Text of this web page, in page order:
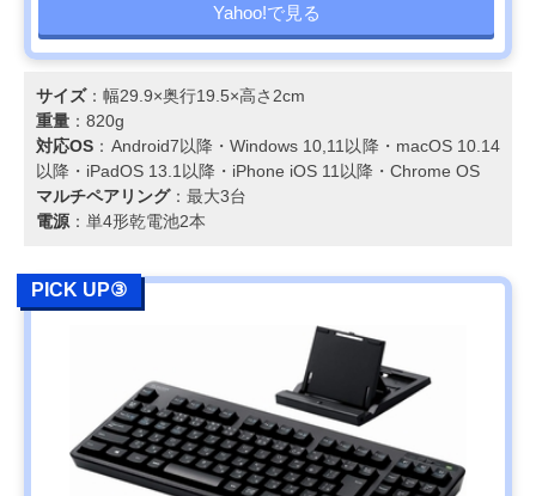
Yahoo!で見る
サイズ：幅29.9×奥行19.5×高さ2cm
重量 ：820g
対応OS ：Android7以降・Windows 10,11以降・macOS 10.14
以降・iPadOS 13.1以降・iPhone iOS 11以降・Chrome OS
マルチペアリング：最大3台
電源 ：単4形乾電池2本
PICK UP③